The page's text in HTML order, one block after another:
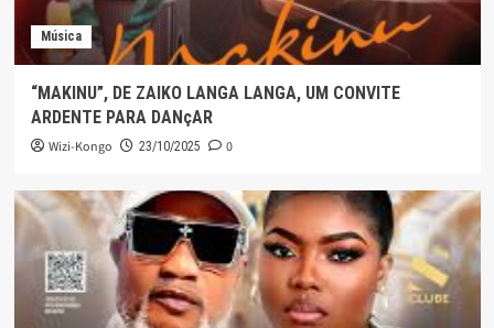
Música
“MAKINU”, DE ZAIKO LANGA LANGA, UM CONVITE
ARDENTE PARA DANçAR
Wizi-Kongo 23/10/2025 0